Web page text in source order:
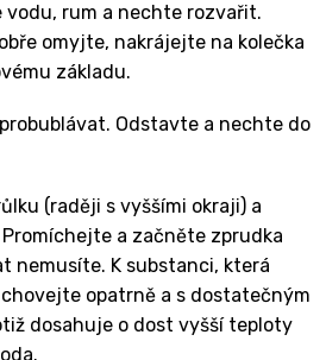
rum a nechte rozvařit.
omyjte, nakrájejte na kolečka
základu.
Odstavte a nechte do
(raději s vyššími okraji) a
a začněte zprudka
nemusíte. K substanci, která
opatrně a s dostatečným
dosahuje o dost vyšší teploty